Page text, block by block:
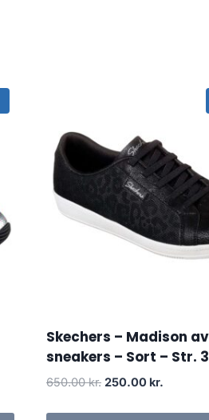
Skechers – Madison
sneakers – Sort – Str.
650.00kr. Original
250.00 kr.